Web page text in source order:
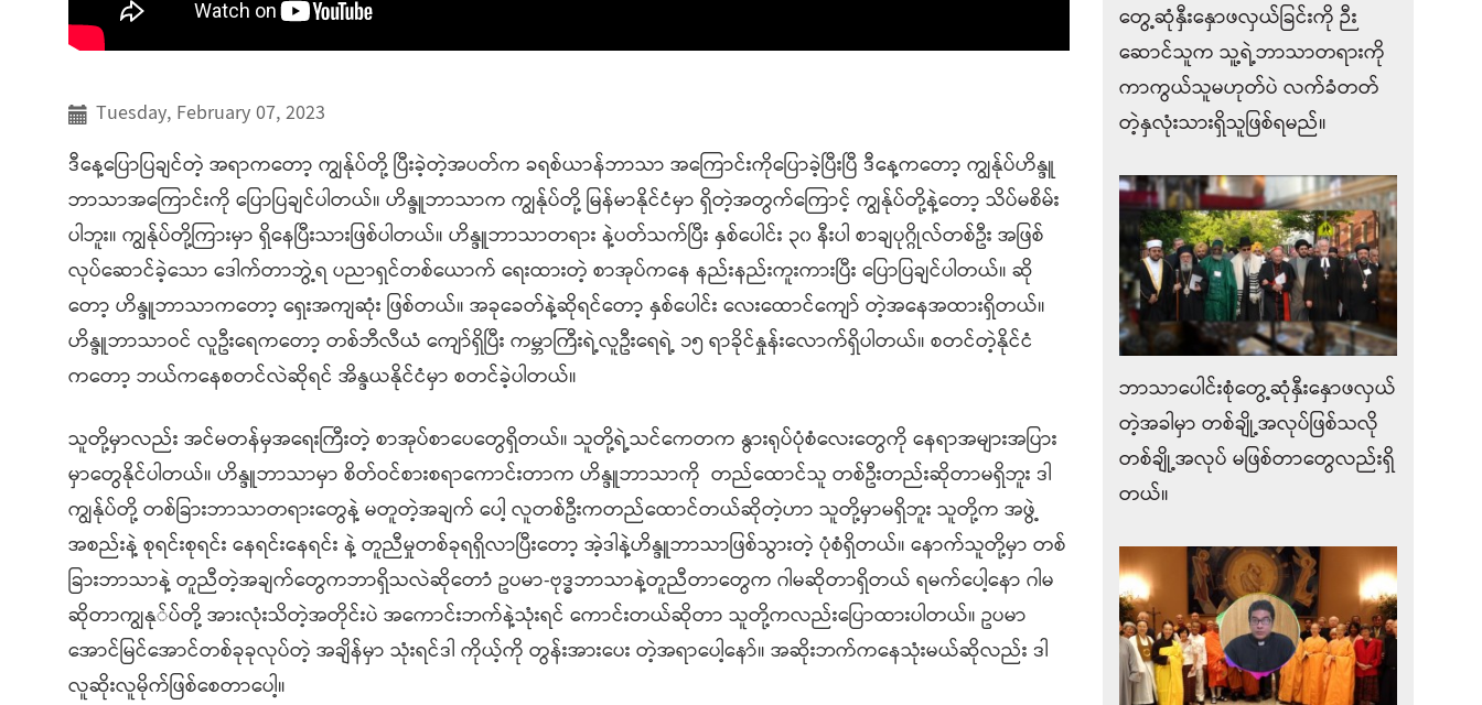
Tuesday, February 07, 2023
ဒီနေ့ပြောပြချင်တဲ့ အရာကတော့ ကျွန်ုပ်တို့ ပြီးခဲ့တဲ့အပတ်က ခရစ်ယာန်ဘာသာ အကြောင်းကိုပြောခဲ့ပြီးပြီ ဒီနေ့ကတော့ ကျွန်ုပ်ဟိန္ဒူ
ဘာသာအကြောင်းကို ပြောပြချင်ပါတယ်။ ဟိန္ဒူဘာသာက ကျွန်ုပ်တို့ မြန်မာနိုင်ငံမှာ ရှိတဲ့အတွက်ကြောင့် ကျွန်ုပ်တို့နဲ့တော့ သိပ်မစိမ်း
ပါဘူး။ ကျွန်ုပ်တို့ကြားမှာ ရှိနေပြီးသားဖြစ်ပါတယ်။ ဟိန္ဒူဘာသာတရား နဲ့ပတ်သက်ပြီး နှစ်ပေါင်း ၃၀ နီးပါ စာချပုဂ္ဂိုလ်တစ်ဦး အဖြစ်
လုပ်ဆောင်ခဲ့သော ဒေါက်တာဘွဲ့ရ ပညာရှင်တစ်ယောက် ရေးထားတဲ့ စာအုပ်ကနေ နည်းနည်းကူးကားပြီး ပြောပြချင်ပါတယ်။ ဆို
တော့ ဟိန္ဒူဘာသာကတော့ ရှေးအကျဆုံး ဖြစ်တယ်။ အခုခေတ်နဲ့ဆိုရင်တော့ နှစ်ပေါင်း လေးထောင်ကျော် တဲ့အနေအထားရှိတယ်။
ဟိန္ဒူဘာသာဝင် လူဦးရေကတော့ တစ်ဘီလီယံ ကျော်ရှိပြီး ကမ္ဘာကြီးရဲ့လူဦးရေရဲ့ ၁၅ ရာခိုင်နှုန်းလောက်ရှိပါတယ်။ စတင်တဲ့နိုင်ငံ
ကတော့ ဘယ်ကနေစတင်လဲဆိုရင် အိန္ဒယနိုင်ငံမှာ စတင်ခဲ့ပါတယ်။
သူတို့မှာလည်း အင်မတန်မှအရေးကြီးတဲ့ စာအုပ်စာပေတွေရှိတယ်။ သူတို့ရဲ့သင်ကေတက နွားရုပ်ပုံစံလေးတွေကို နေရာအများအပြား
မှာတွေနိုင်ပါတယ်။ ဟိန္ဒူဘာသာမှာ စိတ်ဝင်စားစရာကောင်းတာက ဟိန္ဒူဘာသာကို တည်ထောင်သူ တစ်ဦးတည်းဆိုတာမရှိဘူး ဒါ
ကျွန်ုပ်တို့ တစ်ခြားဘာသာတရားတွေနဲ့ မတူတဲ့အချက် ပေါ့ လူတစ်ဦးကတည်ထောင်တယ်ဆိုတဲ့ဟာ သူတို့မှာမရှိဘူး သူတို့က အဖွဲ့
အစည်းနဲ့ စုရင်းစုရင်း နေရင်းနေရင်း နဲ့ တူညီမှုတစ်ခုရရှိလာပြီးတော့ အဲ့ဒါနဲ့ဟိန္ဒူဘာသာဖြစ်သွားတဲ့ ပုံစံရှိတယ်။ နောက်သူတို့မှာ တစ်
ခြားဘာသာနဲ့ တူညီတဲ့အချက်တွေကဘာရှိသလဲဆိုတောံ ဥပမာ-ဗုဒ္ဓဘာသာနဲ့တူညီတာတွေက ဂါမဆိုတာရှိတယ် ရမက်ပေါ့နော ဂါမ
ဆိုတာကျွနု်ပ်တို့ အားလုံးသိတဲ့အတိုင်းပဲ အကောင်းဘက်နဲ့သုံးရင် ကောင်းတယ်ဆိုတာ သူတို့ကလည်းပြောထားပါတယ်။ ဥပမာ
အောင်မြင်အောင်တစ်ခုခုလုပ်တဲ့ အချိန်မှာ သုံးရင်ဒါ ကိုယ့်ကို တွန်းအားပေး တဲ့အရာပေါ့နော်။ အဆိုးဘက်ကနေသုံးမယ်ဆိုလည်း ဒါ
လူဆိုးလူမိုက်ဖြစ်စေတာပေါ့။
တွေ့ဆုံနှီးနှောဖလှယ်ခြင်းကို ဉီး
ဆောင်သူက သူ့ရဲ့ဘာသာတရားကို
ကာကွယ်သူမဟုတ်ပဲ လက်ခံတတ်
တဲ့နှလုံးသားရှိသူဖြစ်ရမည်။
ဘာသာပေါင်းစုံတွေ့ဆုံနှီးနှောဖလှယ်
တဲ့အခါမှာ တစ်ချို့အလုပ်ဖြစ်သလို
တစ်ချို့အလုပ် မဖြစ်တာတွေလည်းရှိ
တယ်။